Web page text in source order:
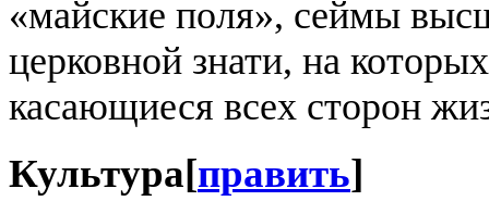
«майские поля», сеймы
церковной знати, на
касающиеся всех сторон
Культура[править]